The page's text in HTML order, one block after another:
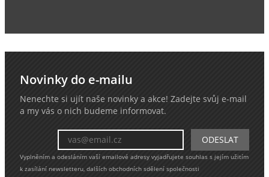
Novinky do e-mailu
Nenechte si ujít naše novinky a akce! Zadejte svůj e-mail
a my vás o nich budeme informovat.
Vyplněním a odesláním vaší emailové adresy vyjadřujete souhlas s jejím užitím
k zasílání newsletteru, dalších obchodních sdělení společnosti